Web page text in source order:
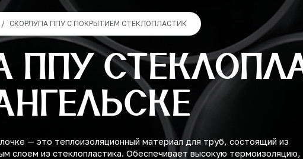
СКОРЛУПА ППУ С ПОКРЫТИЕМ СТЕКЛОПЛАСТИК
ППУ
— это теплоизоляционный материал для труб, состоящий из
слоем из стеклопластика. Обеспечивает высокую термоизоляцию,